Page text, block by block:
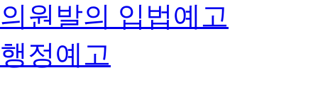
의원발의 입법예고
행정예고